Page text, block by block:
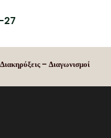
27
Διακηρύξεις – Διαγωνισμοί